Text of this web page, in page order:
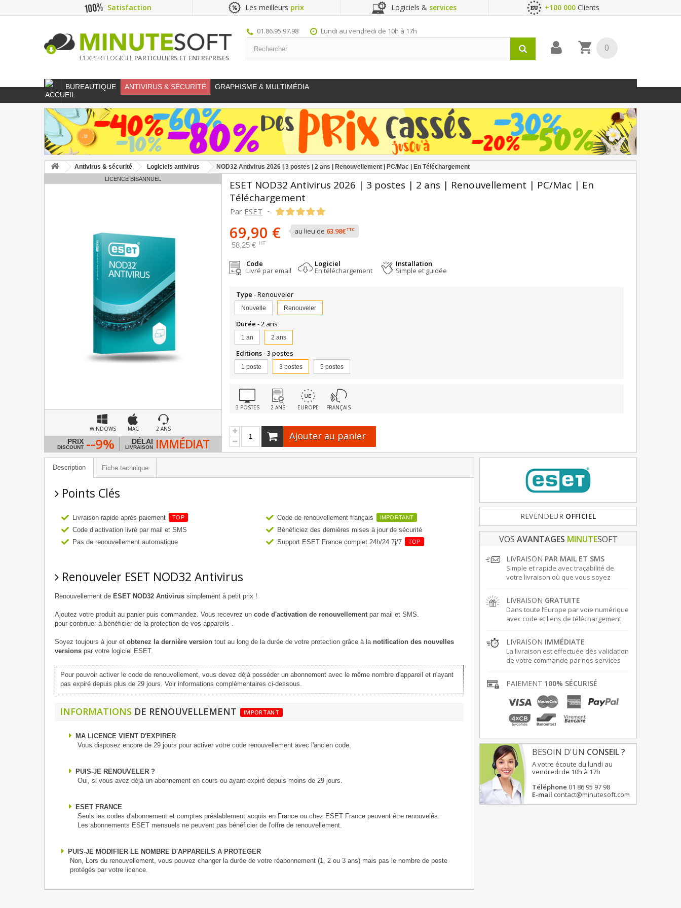
Satisfaction Les meilleurs prix Logiciels & services +100 000Clients
L'EXPERT LOGICIEL PARTICULIERS ET ENTREPRISES
01.86.95.97.98 Lundi au vendredi de 10h à 17h
0
BUREAUTIQUE ANTIVIRUS & SÉCURITÉ GRAPHISME & MULTIMÉDIA
Antivirus & sécurité Logiciels antivirus NOD32 Antivirus 2026 | 3 postes | 2 ans | Renouvellement | PC/Mac | En Téléchargement
LICENCE BISANNUEL
WINDOWS MAC 2 ANS
PRIX
DISCOUNT --9% DÉLAI
LIVRAISON IMMÉDIAT
ESET NOD32 Antivirus 2026 | 3 postes | 2 ans | Renouvellement | PC/Mac | En
Téléchargement
Par ESET -
69,90 € au lieu de 63.98€TTC
58,25 € HT
Code
Livré par email
Logiciel
En téléchargement
Installation
Simple et guidée
Type- Renouveler
Nouvelle Renouveler
Durée- 2 ans
1 an 2 ans
Editions- 3 postes
1 poste 3 postes 5 postes
3 POSTES 2 ANS EUROPE FRANÇAIS
Ajouter au panier
Description Fiche technique
Points Clés
Livraison rapide après paiement TOP
Code d’activation livré par mail et SMS
Pas de renouvellement automatique
Code de renouvellement français IMPORTANT
Bénéficiez des dernières mises à jour de sécurité
Support ESET France complet 24h/24 7j/7
TOP
Renouveler ESET NOD32 Antivirus
Renouvellement de ESET NOD32 Antivirus simplement à petit prix !
Ajoutez votre produit au panier puis commandez. Vous recevrez un code d'activation de renouvellementpar mail et SMS.
pour continuer à bénéficier de la protection de vos appareils .
Soyez toujours à jour et obtenez la dernière version tout au long de la durée de votre protection grâce à la notification des nouvelles
versions par votre logiciel ESET.
Pour pouvoir activer le code de renouvellement, vous devez déjà posséder un abonnement avec le même nombre d'appareil et n'ayant
pas expiré depuis plus de 29 jours. Voir informations complémentaires ci-dessous.
INFORMATIONS DE RENOUVELLEMENT IMPORTANT
MA LICENCE VIENT D'EXPIRER
Vous disposez encore de 29 jours pour activer votre code renouvellement avec l'ancien code.
PUIS-JE RENOUVELER ?
Oui, si vous avez déjà un abonnement en cours ou ayant expiré depuis moins de 29 jours.
ESET FRANCE
Seuls les codes d'abonnement et comptes préalablement acquis en France ou chez ESET France peuvent être renouvelés.
Les abonnements ESET mensuels ne peuvent pas bénéficier de l'offre de renouvellement.
PUIS-JE MODIFIER LE NOMBRE D'APPAREILS A PROTEGER
Non, Lors du renouvellement, vous pouvez changer la durée de votre réabonnement (1, 2 ou 3 ans) mais pas le nombre de poste
protégés par votre licence.
REVENDEUR OFFICIEL
FRANCE & EUROPE
VOS AVANTAGES MINUTESOFT
LIVRAISON PAR MAIL ET SMS
Simple et rapide avec traçabilité de
votre livraison où que vous soyez
LIVRAISON GRATUITE
Dans toute l’Europe par voie numérique
avec code et liens de téléchargement
LIVRAISON IMMÉDIATE
La livraison est effectuée dès validation
de votre commande par nos services
PAIEMENT 100% SÉCURISÉ
BESOIN D'UN CONSEIL ?
A votre écoute du lundi au
vendredi de 10h à 17h
Téléphone 01 86 95 97 98
E-mail contact@minutesoft.com